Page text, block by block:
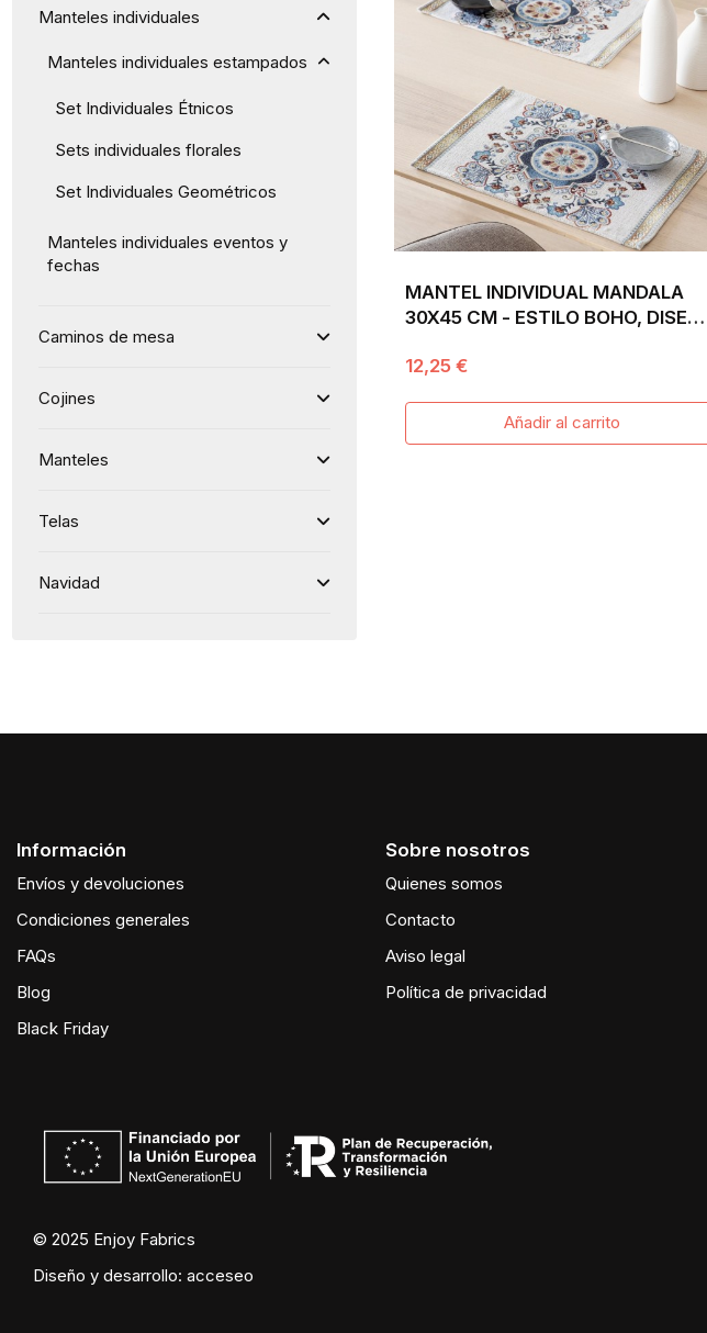
MANTEL INDIVIDUAL MANDALA
30X45 CM - ESTILO BOHO, DISEÑO
JACQUARD
12,25 €
Añadir al carrito
Manteles individuales
Manteles individuales estampados
Set Individuales Étnicos
Sets individuales florales
Set Individuales Geométricos
Manteles individuales eventos y
fechas
Caminos de mesa
Cojines
Manteles
Telas
Navidad
Información
Envíos y devoluciones
Condiciones generales
FAQs
Blog
Black Friday
Sobre nosotros
Quienes somos
Contacto
Aviso legal
Política de privacidad
© 2025 Enjoy Fabrics
Diseño y desarrollo: acceseo